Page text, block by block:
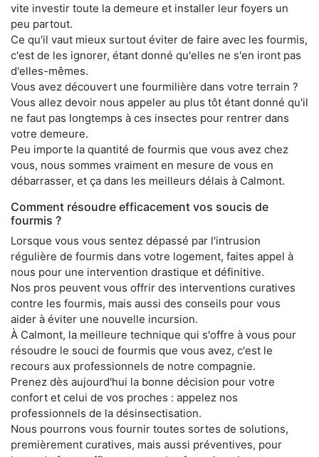
vite investir toute la demeure et installer leur foyers un
peu partout.
Ce qu'il vaut mieux surtout éviter de faire avec les fourmis,
c'est de les ignorer, étant donné qu'elles ne s'en iront pas
d'elles-mêmes.
Vous avez découvert une fourmilière dans votre terrain ?
Vous allez devoir nous appeler au plus tôt étant donné qu'il
ne faut pas longtemps à ces insectes pour rentrer dans
votre demeure.
Peu importe la quantité de fourmis que vous avez chez
vous, nous sommes vraiment en mesure de vous en
débarrasser, et ça dans les meilleurs délais à Calmont.
Comment résoudre efficacement vos soucis de
fourmis ?
Lorsque vous vous sentez dépassé par l'intrusion
régulière de fourmis dans votre logement, faites appel à
nous pour une intervention drastique et définitive.
Nos pros peuvent vous offrir des interventions curatives
contre les fourmis, mais aussi des conseils pour vous
aider à éviter une nouvelle incursion.
À Calmont, la meilleure technique qui s'offre à vous pour
résoudre le souci de fourmis que vous avez, c'est le
recours aux professionnels de notre compagnie.
Prenez dès aujourd'hui la bonne décision pour votre
confort et celui de vos proches : appelez nos
professionnels de la désinsectisation.
Nous pourrons vous fournir toutes sortes de solutions,
premièrement curatives, mais aussi préventives, pour